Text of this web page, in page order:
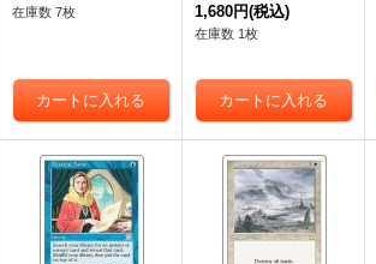
在庫数 7枚
1,680円(税込)
在庫数 1枚